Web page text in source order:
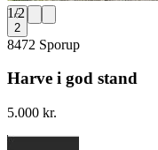
1/2
2
8472 Sporup
Harve i god stand
5.000 kr.